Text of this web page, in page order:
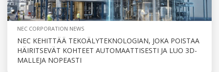
NEC CORPORATION NEWS
NEC KEHITTÄÄ TEKOÄLYTEKNOLOGIAN, JOKA POISTAA
HÄIRITSEVÄT KOHTEET AUTOMAATTISESTI JA LUO 3D-
MALLEJA NOPEASTI